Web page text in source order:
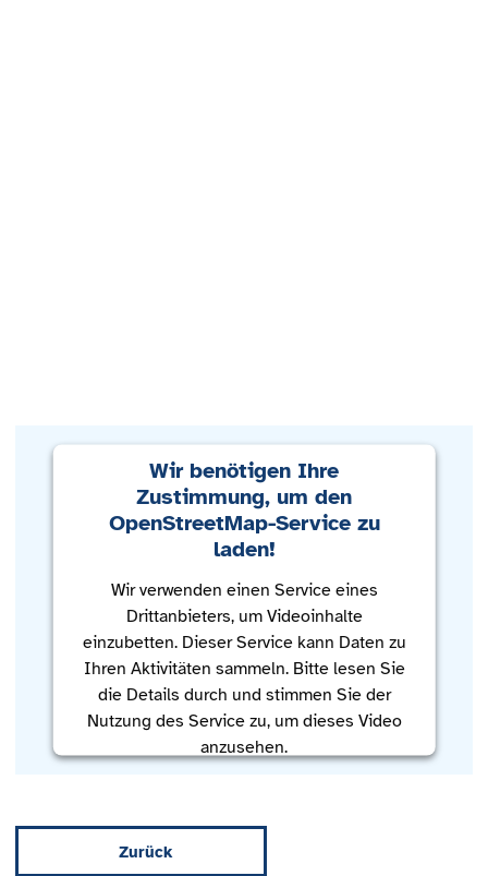
Wir benötigen Ihre
Zustimmung, um den
OpenStreetMap-Service zu
laden!
Wir verwenden einen Service eines
Drittanbieters, um Videoinhalte
einzubetten. Dieser Service kann Daten zu
Ihren Aktivitäten sammeln. Bitte lesen Sie
die Details durch und stimmen Sie der
Nutzung des Service zu, um dieses Video
anzusehen.
Zurück